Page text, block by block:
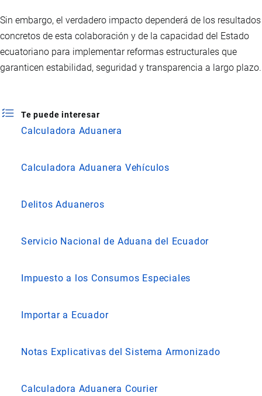
Sin embargo, el verdadero impacto dependerá de los resultados
concretos de esta colaboración y de la capacidad del Estado
ecuatoriano para implementar reformas estructurales que
garanticen estabilidad, seguridad y transparencia a largo plazo.
Te puede interesar
Calculadora Aduanera
Calculadora Aduanera Vehículos
Delitos Aduaneros
Servicio Nacional de Aduana del Ecuador
Impuesto a los Consumos Especiales
Importar a Ecuador
Notas Explicativas del Sistema Armonizado
Calculadora Aduanera Courier